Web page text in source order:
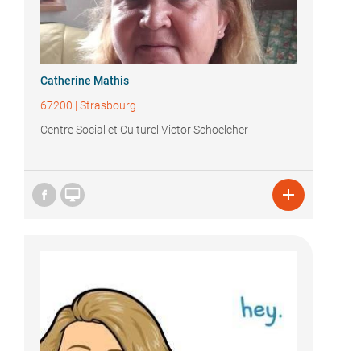
Catherine Mathis
67200 | Strasbourg
Centre Social et Culturel Victor Schoelcher
 